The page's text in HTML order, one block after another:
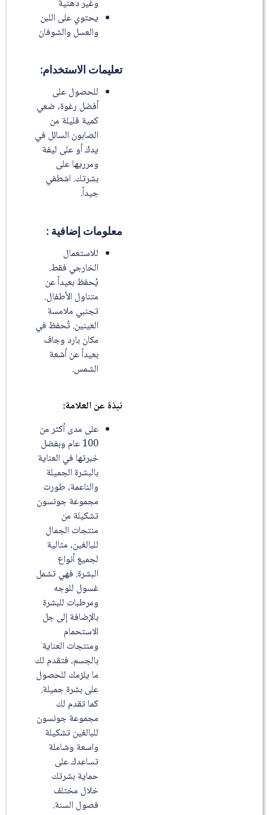
وغير دهنية
يحتوي على اللبن
والعسل والشوفان
تعليمات الاستخدام:
للحصول على
أفضل رغوة، ضعي
كمية قليلة من
الصابون السائل في
يدك أو على ليفة
ومرريها على
بشرتك. اشطفي
جيداً.
معلومات إضافية :
للاستعمال
الخارجي فقط.
يُحفظ بعيداً عن
متناول الأطفال.
تجنبي ملامسة
العينين. تُحفظ في
مكان بارد وجاف
بعيداً عن أشعة
الشمس.
نبذة عن العلامة:
على مدى أكثر من
100 عام وبفضل
خبرتها في العناية
بالبشرة الجميلة
والناعمة، طورت
مجموعة جونسون
تشكيلة من
منتجات الجمال
للبالغين، مثالية
لجميع أنواع
البشرة. فهي تشمل
غسول للوجه
ومرطبات للبشرة
بالإضافة إلى جل
الاستحمام
ومنتجات العناية
بالجسم، فتقدم لك
ما يلزمك للحصول
على بشرة جميلة.
كما تقدم لك
مجموعة جونسون
للبالغين تشكيلة
واسعة وشاملة
تساعدك على
حماية بشرتك
خلال مختلف
فصول السنة.